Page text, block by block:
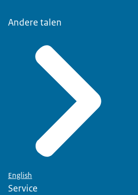
Andere talen
English
Service